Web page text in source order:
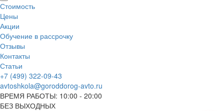
Стоимость
Цены
Акции
Обучение в рассрочку
Отзывы
Контакты
Статьи
+7 (499) 322-09-43
avtoshkola@goroddorog-avto.ru
ВРЕМЯ РАБОТЫ: 10:00 - 20:00
БЕЗ ВЫХОДНЫХ